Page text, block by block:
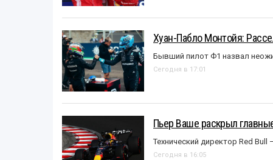
Хуан-Пабло Монтойя:
Бывший пилот Ф1 назвал
Сегодня в 17:01
Пьер Ваше раскрыл
Технический директор Red Bull
Сегодня в 16:05